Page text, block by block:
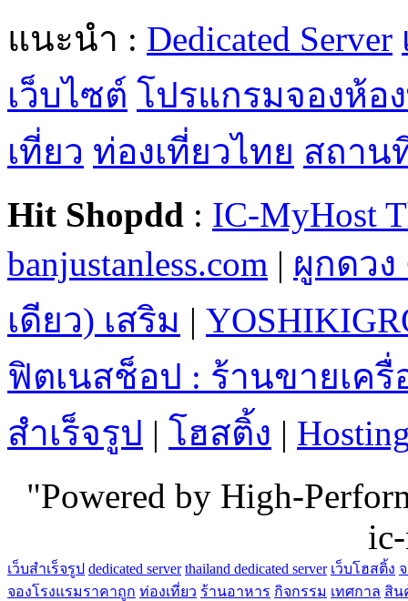
แนะนำ : Dedicated Server
เว็บไซต์ โปรแกรมจองห้อ
เที่ยว ท่องเที่ยวไทย สถาน
Hit Shopdd : IC-MyHost
banjustanless.com | ผูกดวง
เดียว) เสริม |
ฟิตเนสช็อป : ร้านขายเค
สำเร็จรูป | โฮสติ้ง |
"Powered by High-
เว็บสำเร็จรูป dedicated server thailand dedicated server เว็บโฮสติ้ง
จองโรงแรมราคาถูก ท่องเที่ยว ร้านอาหาร กิจกรรม เทศกาล สิน